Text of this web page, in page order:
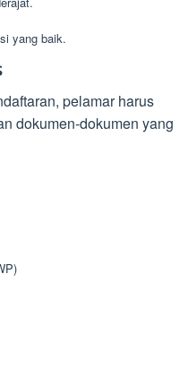
yang baik.
pelamar harus
dokumen-dokumen yang